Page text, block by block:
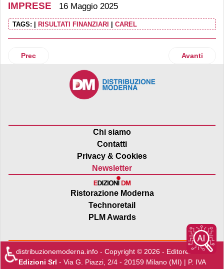
IMPRESE 16 Maggio 2025
TAGS: RISULTATI FINANZIARI CAREL
Articolo precedente: 2024 positivo per Deichmann
Prec Articolo
Avanti
Chi siamo
Contatti
Privacy & Cookies
Newsletter
Ristorazione Moderna
Technoretail
PLM Awards
distribuzionemoderna.info - Copyright © 2026 - Editore:Edra
Edizioni Srl - Via G. Piazzi, 2/4 - 20159 Milano (MI) | P. IVA